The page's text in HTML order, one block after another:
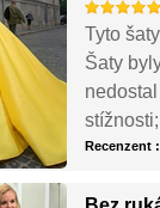
Tyto
Šaty
Recenzent